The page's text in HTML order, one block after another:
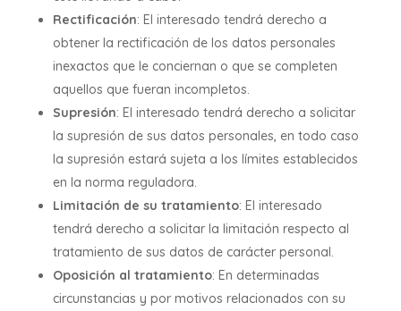
Rectificación: El interesado tendrá derecho a
obtener la rectificación de los datos personales
inexactos que le conciernan o que se completen
aquellos que fueran incompletos.
Supresión: El interesado tendrá derecho a solicitar
la supresión de sus datos personales, en todo caso
la supresión estará sujeta a los límites establecidos
en la norma reguladora.
Limitación de su tratamiento: El interesado
tendrá derecho a solicitar la limitación respecto al
tratamiento de sus datos de carácter personal.
Oposición al tratamiento: En determinadas
circunstancias y por motivos relacionados con su